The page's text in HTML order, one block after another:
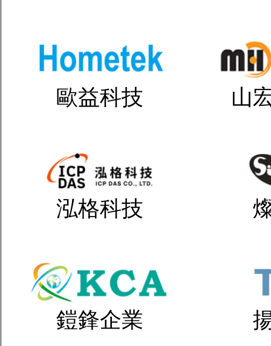
歐益科技 山
泓格科技
鎧鋒企業